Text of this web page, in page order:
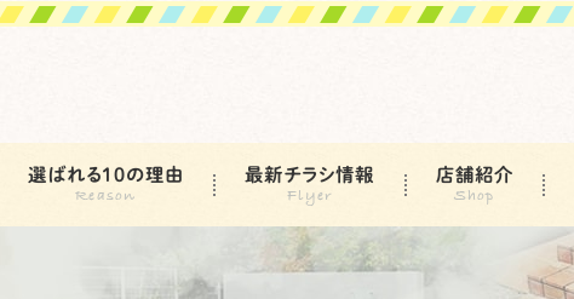
選ばれる10の理由 最新チラシ情報 店舗紹介